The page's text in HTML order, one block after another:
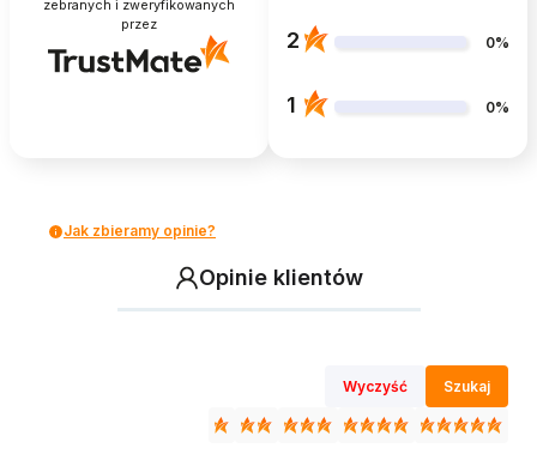
zebranych i zweryfikowanych
przez
2 0%
1 0%
Jak zbieramy opinie?
Opinie klientów
Wyczyść Szukaj